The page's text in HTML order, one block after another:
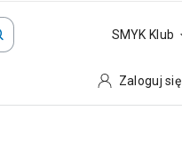
SMYK Klub
Zaloguj się